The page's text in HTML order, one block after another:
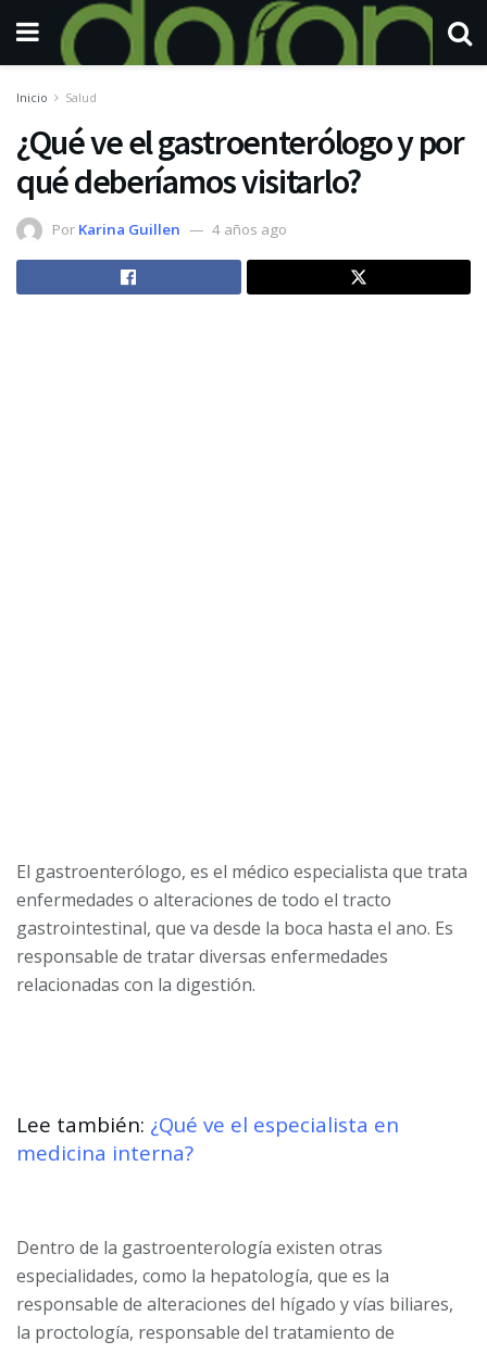
Inicio Salud
¿Qué ve el gastroenterólogo y por
qué deberíamos visitarlo?
Por Karina Guillen 4 años ago
El gastroenterólogo, es el médico especialista que trata
enfermedades o alteraciones de todo el tracto
gastrointestinal, que va desde la boca hasta el ano. Es
responsable de tratar diversas enfermedades
relacionadas con la digestión.
Lee también: ¿Qué ve el especialista en
medicina interna?
Dentro de la gastroenterología existen otras
especialidades, como la hepatología, que es la
responsable de alteraciones del hígado y vías biliares,
la proctología, responsable del tratamiento de